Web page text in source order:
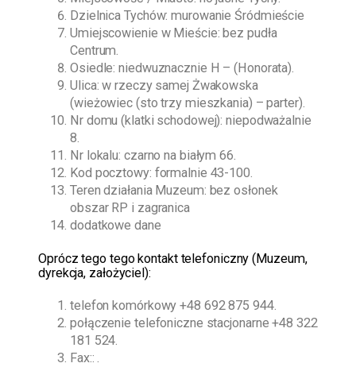
Dzielnica Tychów: murowanie Śródmieście
Umiejscowienie w Mieście: bez pudła
Centrum.
Osiedle: niedwuznacznie H – (Honorata).
Ulica: w rzeczy samej Żwakowska
(wieżowiec (sto trzy mieszkania) – parter).
Nr domu (klatki schodowej): niepodważalnie
8.
Nr lokalu: czarno na białym 66.
Kod pocztowy: formalnie 43-100.
Teren działania Muzeum: bez osłonek
obszar RP i zagranica
dodatkowe dane
Oprócz tegotego kontakt telefoniczny (Muzeum,
dyrekcja, założyciel):
telefon komórkowy+48 692 875 944.
połączenie telefoniczne stacjonarne+48 322
181 524.
Fax:: .